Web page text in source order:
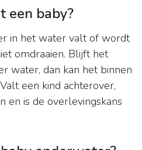
een baby?
in het water valt of wordt
omdraaien. Blijft het
water, dan kan het binnen
een kind achterover,
en is de overlevingskans